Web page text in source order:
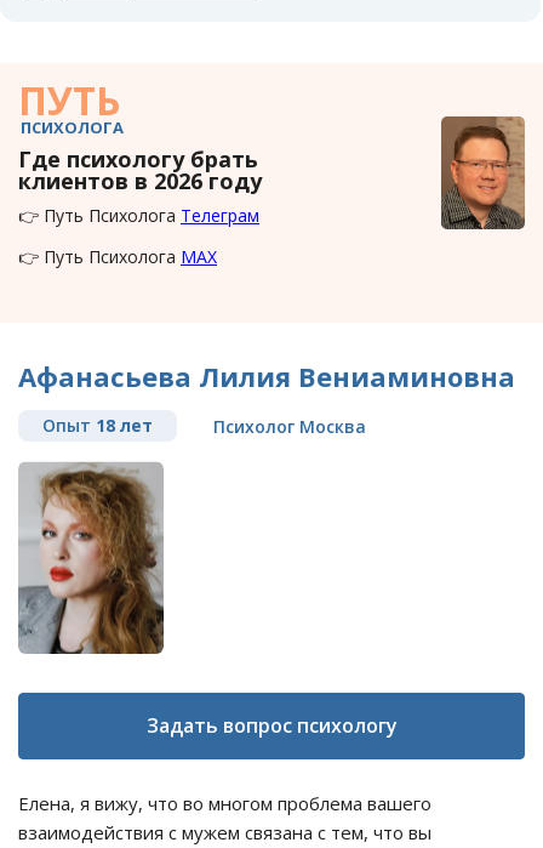
ПУТЬ
ПСИХОЛОГА
Где психологу брать
клиентов в 2026 году
👉 Путь Психолога Телеграм
👉 Путь Психолога MAX
Афанасьева Лилия Вениаминовна
Опыт 18 лет Психолог Москва
Задать вопрос психологу
Елена, я вижу, что во многом проблема вашего
взаимодействия с мужем связана с тем, что вы